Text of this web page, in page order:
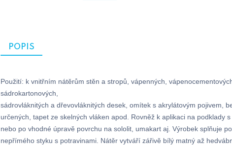
POPIS
Použití: k vnitřním nátěrům stěn a stropů, vápenných,
sádrokartonových,
sádrovláknitých a dřevovláknitých desek, omítek s akrylátovým pojivem,
určených, tapet ze skelných vláken apod. Rovněž k aplikaci na podklady
nebo po vhodné úpravě povrchu na sololit, umakart aj. Výrobek splňuje
nepřímého styku s potravinami. Nátěr vytváří zářivě bílý matný až